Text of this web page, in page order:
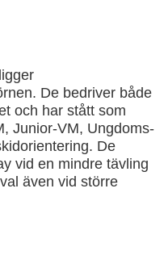
De bedriver både
och har stått som
Junior-VM, Ungdoms-
De
vid en mindre tävling
även vid större